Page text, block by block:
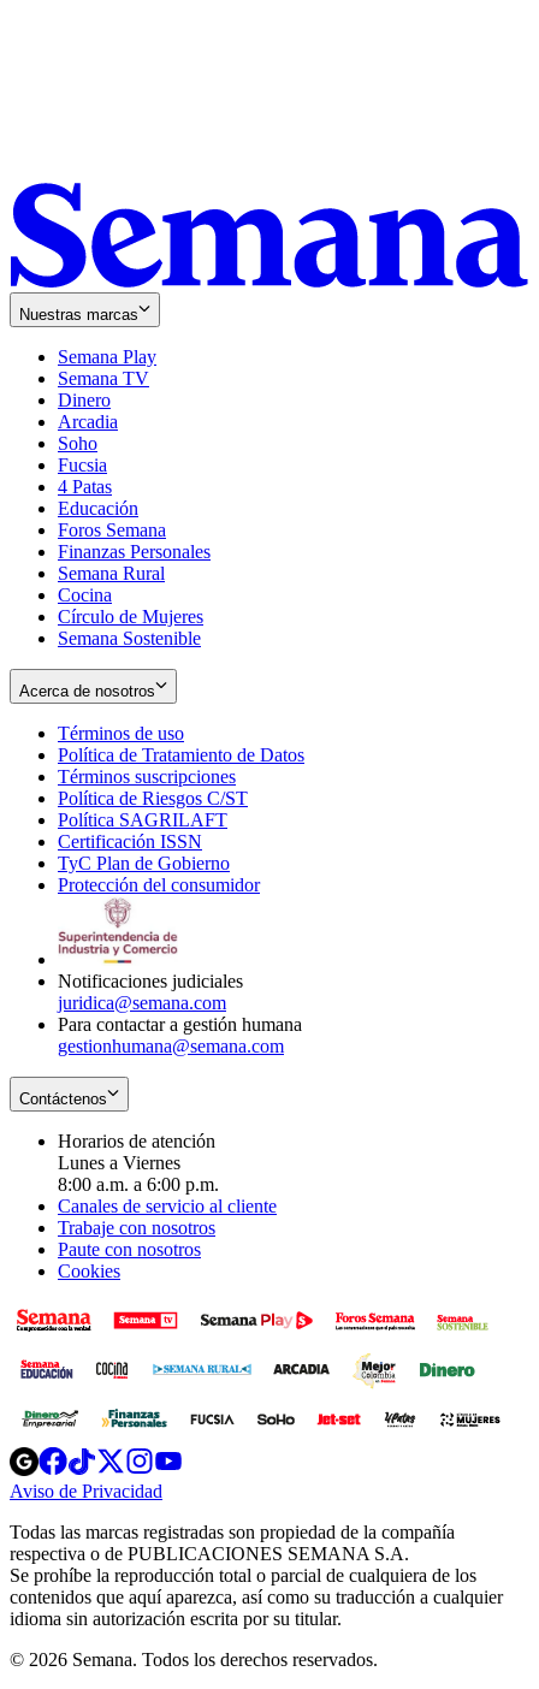
Nuestras marcas
Semana Play
Semana TV
Dinero
Arcadia
Soho
in
new
window
Fucsia
in
new
window
4 Patas
Educación
Foros Semana
Finanzas Personales
Semana Rural
Cocina
Círculo de Mujeres
Semana Sostenible
Acerca de nosotros
Términos de uso
in
new
window
Política de Tratamiento de Datos
Términos suscripciones
in
Política de Riesgos C/ST
Política SAGRILAFT
new
window
Certificación ISSN
in
new
TyC Plan de Gobierno
in
Protección del consumidorOpens
Notificaciones judiciales
juridica@semana.com
Para contactar a gestión humana
gestionhumana@semana.com
Contáctenos
Horarios de atención
Lunes a Viernes
8:00 a.m. a 6:00 p.m.
Canales de servicio al cliente
Trabaje con nosotros
Paute con nosotros
Cookies
Opens
in
new
Opens
in
new
Opens
in
new
window
Opens
new
windowwindow
Aviso de Privacidad
new
window
Todas las marcas registradas son propiedad de la compañía
respectiva o de PUBLICACIONES SEMANA S.A.
Se prohíbe la reproducción total o parcial de cualquiera de los
contenidos que aquí aparezca, así como su traducción a cualquier
idioma sin autorización escrita por su titular.
© 2026 Semana. Todos los derechos reservados.